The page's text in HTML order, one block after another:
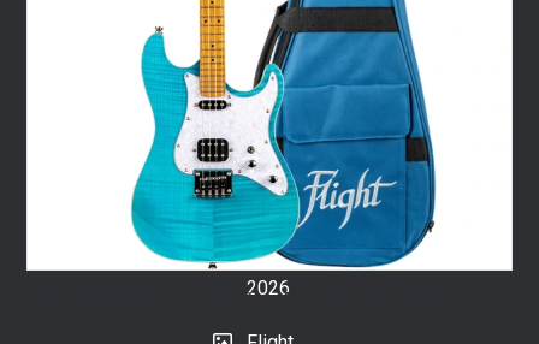
Flight Pathfinder Ocean Blue Barítono Ukelele Eléctrico
Month:
Jayden
Blue
Flight
Artists
Come
Together at
Monopolele
2026